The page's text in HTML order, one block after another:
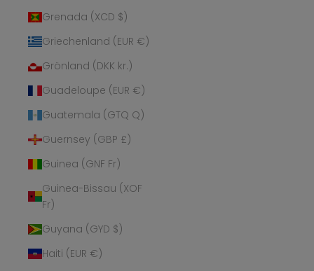
Grenada (XCD $)
Griechenland (EUR €)
Grönland (DKK kr.)
Guadeloupe (EUR €)
Guatemala (GTQ Q)
Guernsey (GBP £)
Guinea (GNF Fr)
Guinea-Bissau (XOF
Fr)
Guyana (GYD $)
Haiti (EUR €)